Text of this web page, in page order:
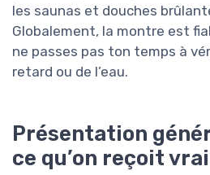
les saunas et douches
Globalement, la montre est
ne passes pas ton temps à
retard ou de l’eau.
Présentation
ce qu’on reçoit